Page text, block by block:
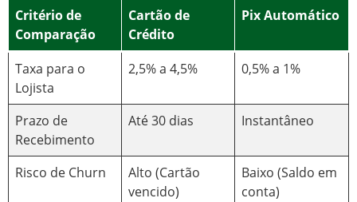
Critério de
Comparação
Cartão de
Crédito
Pix Automático
Taxa para o
Lojista
2,5% a 4,5% 0,5% a 1%
Prazo de
Recebimento
Até 30 dias Instantâneo
Risco de Churn
Alto (Cartão
vencido)
Baixo (Saldo em
conta)